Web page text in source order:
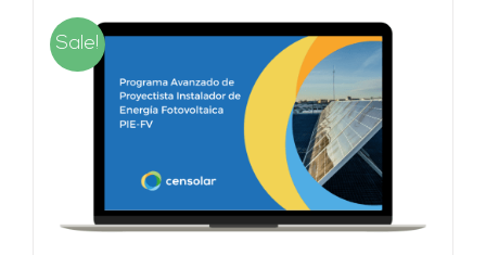
Sale!